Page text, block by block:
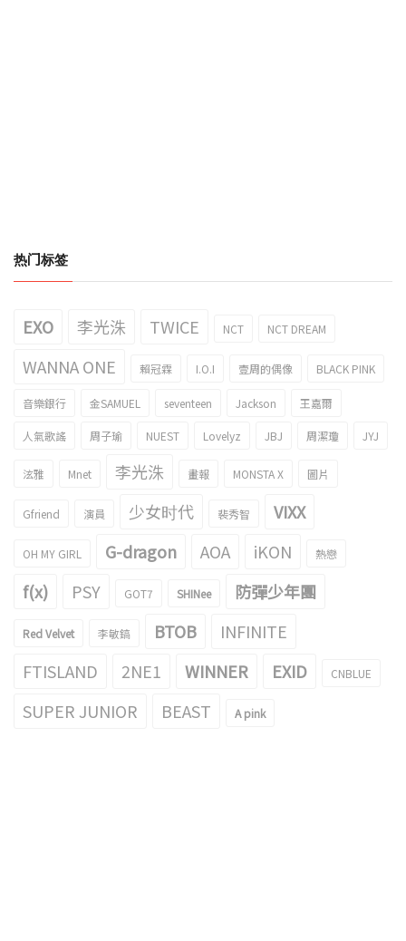
热门标签
EXO 李光洙 TWICE NCT NCT DREAM
WANNA ONE 賴冠霖 I.O.I 壹周的偶像 BLACK PINK
音樂銀行 金SAMUEL seventeen Jackson 王嘉爾
人氣歌謠 周子瑜 NUEST Lovelyz JBJ 周潔瓊 JYJ
泫雅 Mnet 李光洙 畫報 MONSTA X 圖片
Gfriend 演員 少女时代 裴秀智 VIXX
OH MY GIRL G-dragon AOA iKON 熱戀
f(x) PSY GOT7 SHINee 防彈少年團
Red Velvet 李敏鎬 BTOB
INFINITE
FTISLAND
2NE1 WINNER EXID CNBLUE
SUPER JUNIOR BEAST A pink